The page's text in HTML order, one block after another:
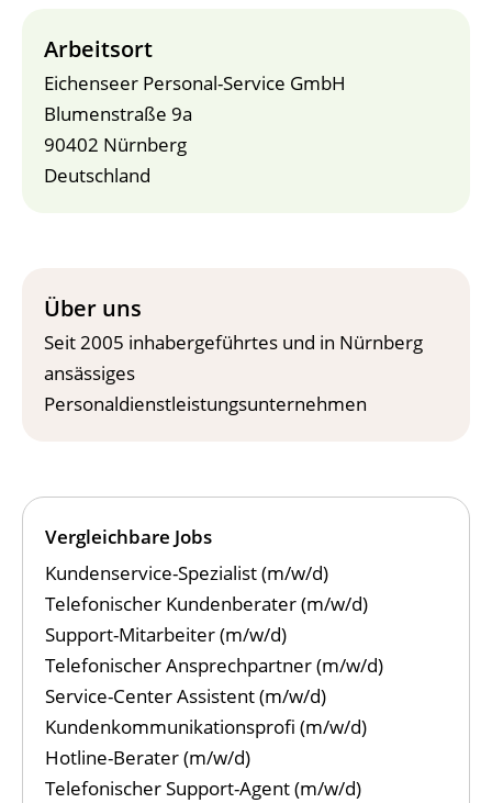
Arbeitsort
Eichenseer Personal-Service GmbH
Blumenstraße 9a
90402 Nürnberg
Deutschland
Über uns
Seit 2005 inhabergeführtes und in Nürnberg
ansässiges
Personaldienstleistungsunternehmen
Vergleichbare Jobs
Kundenservice-Spezialist (m/w/d)
Telefonischer Kundenberater (m/w/d)
Support-Mitarbeiter (m/w/d)
Telefonischer Ansprechpartner (m/w/d)
Service-Center Assistent (m/w/d)
Kundenkommunikationsprofi (m/w/d)
Hotline-Berater (m/w/d)
Telefonischer Support-Agent (m/w/d)